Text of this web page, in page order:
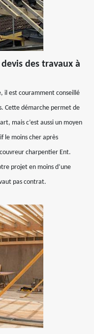
des travaux à
il est couramment conseillé
Cette démarche permet de
mais c’est aussi un moyen
le moins cher après
charpentier Ent.
projet en moins d’une
pas contrat.